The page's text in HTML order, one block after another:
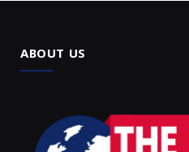
ABOUT US